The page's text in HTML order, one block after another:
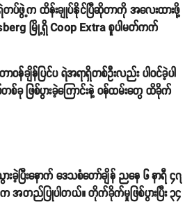
တပ်ဖွဲ့က ထိန်းချုပ်နိုင်ပြီဆိုတာကို အလေးထားဖို့
မြို့ရှိ Coop Extra စူပါမတ်ကက်
န်ပြင်ပ ရဲအရာရှိတစ်ဦးလည်း ပါဝင်ခဲ့ပါ
ဖြစ်ပွားခဲ့ကြောင်းနဲ့ ဝန်ထမ်းတွေ ထိခိုက်
ြီးနောက် ဒေသစံတော်ချိန် ညနေ ၆ နာရီ ၄၇
တည်ပြုပါတယ်။ တိုက်ခိုက်မှုဖြစ်ပွားပြီး ၃၄